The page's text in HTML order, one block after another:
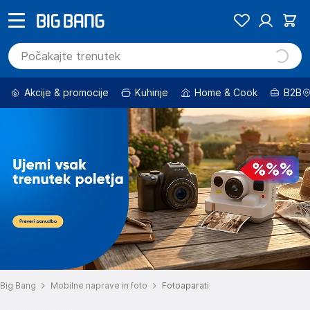
Akcije & promocije Kuhinje Home & Cook B2B
Big Bang Mobilne naprave in foto Fotoaparati